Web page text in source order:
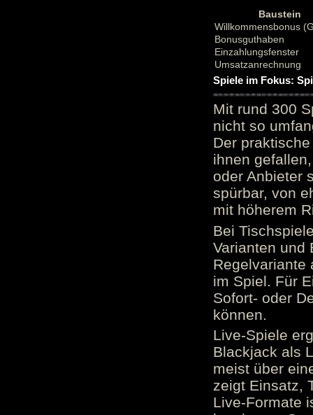
Baustein
Willkommensbonus
Bonusguthaben
Einzahlungsfenster
Umsatzanrechnung
Spiele im Fokus:
Mit rund 300
nicht so
Der
ihnen
oder Anbieter
spürbar, von
mit höherem
Bei
Varianten und
Regelvariante
im Spiel. Für
Sofort- oder
können.
Live-Spiele
Blackjack als
meist über
zeigt Einsatz,
Live-Formate